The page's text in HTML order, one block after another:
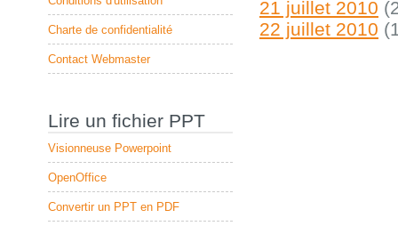
21 juillet 2010
22 juillet 2010
Charte de confidentialité
Contact Webmaster
Lire un fichier PPT
Visionneuse Powerpoint
OpenOffice
Convertir un PPT en PDF